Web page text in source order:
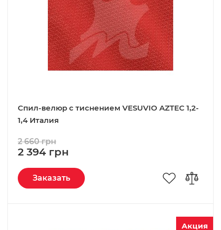
Спил-велюр c тиснением VESUVIO AZTEC 1,2-
1,4 Италия
2 394 грн
2 660 грн
Заказать
Акция